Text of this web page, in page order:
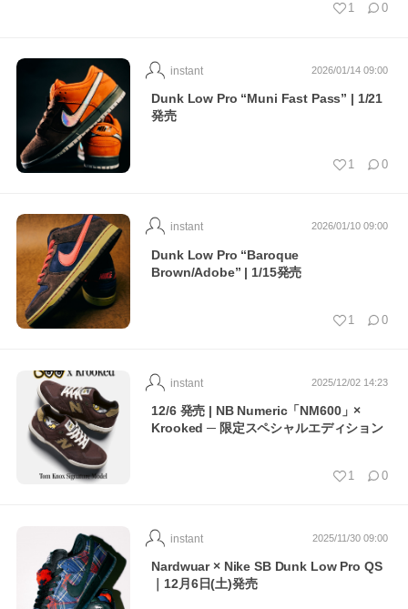
1 0
2026/01/14 09:00
instant
Dunk Low Pro “Muni Fast Pass” | 1/21
発売
1 0
2026/01/10 09:00
instant
Dunk Low Pro “Baroque
Brown/Adobe” | 1/15発売
1 0
2025/12/02 14:23
instant
12/6 発売 | NB Numeric「NM600」×
Krooked ─ 限定スペシャルエディション
1 0
2025/11/30 09:00
instant
Nardwuar × Nike SB Dunk Low Pro QS
｜12月6日(土)発売